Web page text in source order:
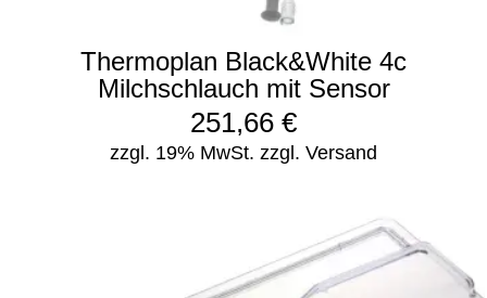
Thermoplan Black&White 4c
Milchschlauch mit Sensor
zzgl. 19% MwSt. zzgl. Versand
251,66 €